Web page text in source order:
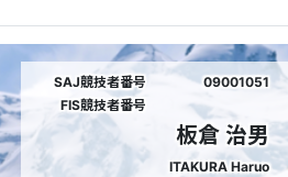
SAJ競技者番号
09001051
FIS競技者番号
板倉 治男
ITAKURA Haruo